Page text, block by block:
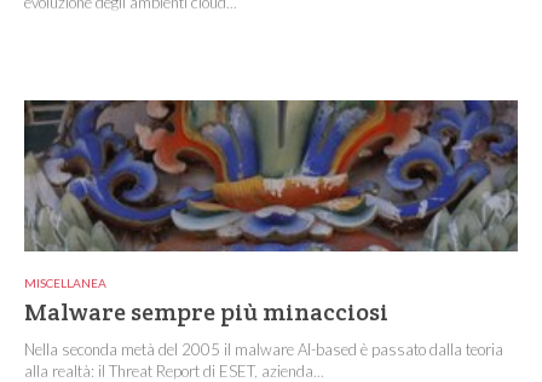
MISCELLANEA
Malware sempre più minacciosi
Nella seconda metà del 2005 il malware AI-based è passato dalla teoria
alla realtà: il Threat Report di ESET, azienda...